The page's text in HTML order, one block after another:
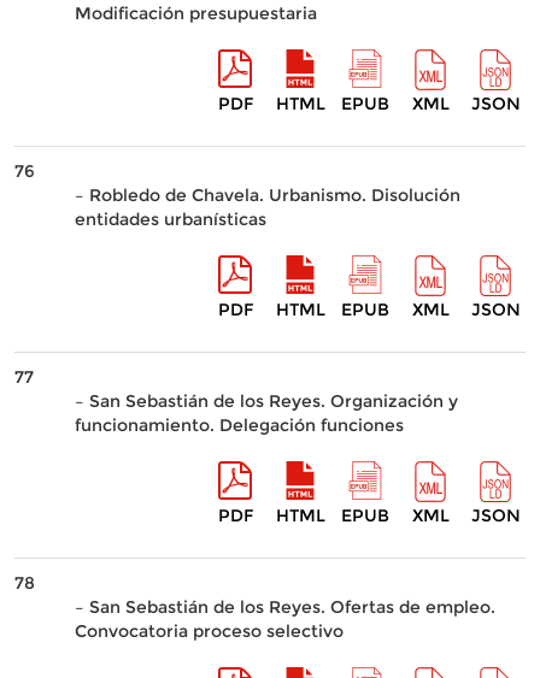
Modificación presupuestaria
PDF HTML EPUB XML JSON
76
– Robledo de Chavela. Urbanismo. Disolución
entidades urbanísticas
PDF HTML EPUB XML JSON
77
– San Sebastián de los Reyes. Organización y
funcionamiento. Delegación funciones
PDF HTML EPUB XML JSON
78
– San Sebastián de los Reyes. Ofertas de empleo.
Convocatoria proceso selectivo